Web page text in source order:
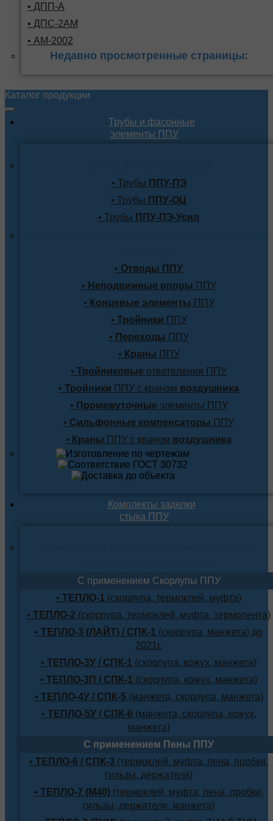
• ДПП-А
• ДПС-2АМ
• АМ-2002
Недавно просмотренные страницы:
Каталог продукции
Трубы и фасонные
элементы ППУ
• Трубы ППУ-ПЭ
• Трубы ППУ-ОЦ
• Трубы ППУ-ПЭ-Усил
• Отводы ППУ
• Неподвижные опоры ППУ
• Концевые элементы ППУ
• Тройники ППУ
• Переходы ППУ
• Краны ППУ
• Тройниковые ответвления ППУ
• Тройники ППУ с краном воздушника
• Промежуточные элементы ППУ
• Сильфонные компенсаторы ППУ
• Краны ППУ с краном воздушника
Комплекты заделки
стыка ППУ
С применением Скорлупы ППУ
• ТЕПЛО-1 (скорлупа, термоклей, муфта)
• ТЕПЛО-2 (скорлупа, термоклей, муфта, термолента)
• ТЕПЛО-3 (ЛАЙТ) / СПК-1 (скорлупа, манжета) до
2021г.
• ТЕПЛО-3У / СПК-1 (скорлупа, кожух, манжета)
• ТЕПЛО-3П / СПК-1 (скорлупа, кожух, манжета)
• ТЕПЛО-4У / СПК-5 (манжета, скорлупа, манжета)
• ТЕПЛО-5У / СПК-6 (манжета, скорлупа, кожух,
манжета)
С применением Пены ППУ
• ТЕПЛО-6 / СПК-3 (термоклей, муфта, пена, пробки,
гильзы, держатели)
• ТЕПЛО-7 (М40)(термоклей, муфта, пена, пробки,
гильзы, держатели, манжета)